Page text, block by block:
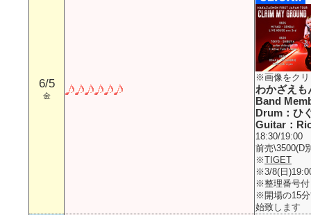
6/5
金
※画像をクリ
わかざえも
Band
Drum：ひ
Guitar：
18:30/19:00
前売\3500(D
※TIGET
※3/8(日
※整理番号付
※開場の15
始致します